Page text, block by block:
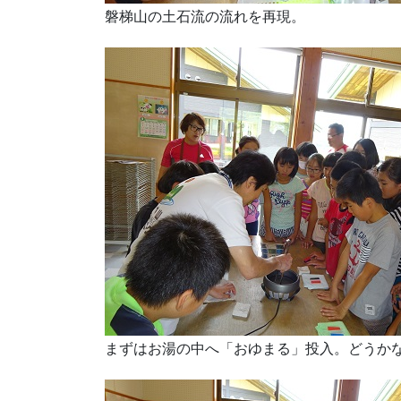
磐梯山の土石流の流れを再現。
まずはお湯の中へ「おゆまる」投入。どうか